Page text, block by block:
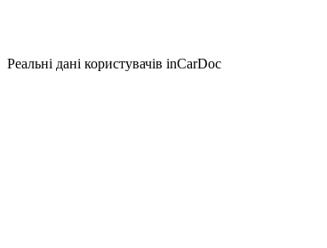
Реальні дані користувачів inCarDoc